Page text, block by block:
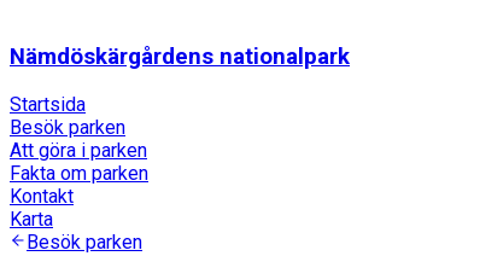
Nämdöskärgårdens nationalpark
Startsida
Besök parken
Att göra i parken
Fakta om parken
Kontakt
Karta
Besök parken